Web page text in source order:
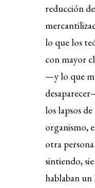
reducción
lo que los
con mayor
—y lo que
los lapsos
organismo,
otra
sintiendo,
hablaban